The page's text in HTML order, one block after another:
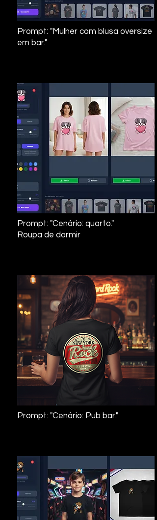
Prompt: "Mulher com blusa oversize
em bar."
Prompt: "Cenário: quarto."
Roupa de dormir
Prompt: "Cenário: Pub bar."